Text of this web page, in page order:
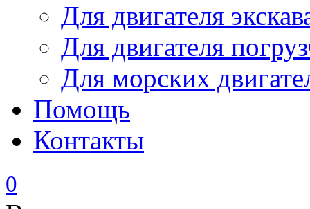
Для двигателя
Для двигателя
Для морских
Помощь
Контакты
0